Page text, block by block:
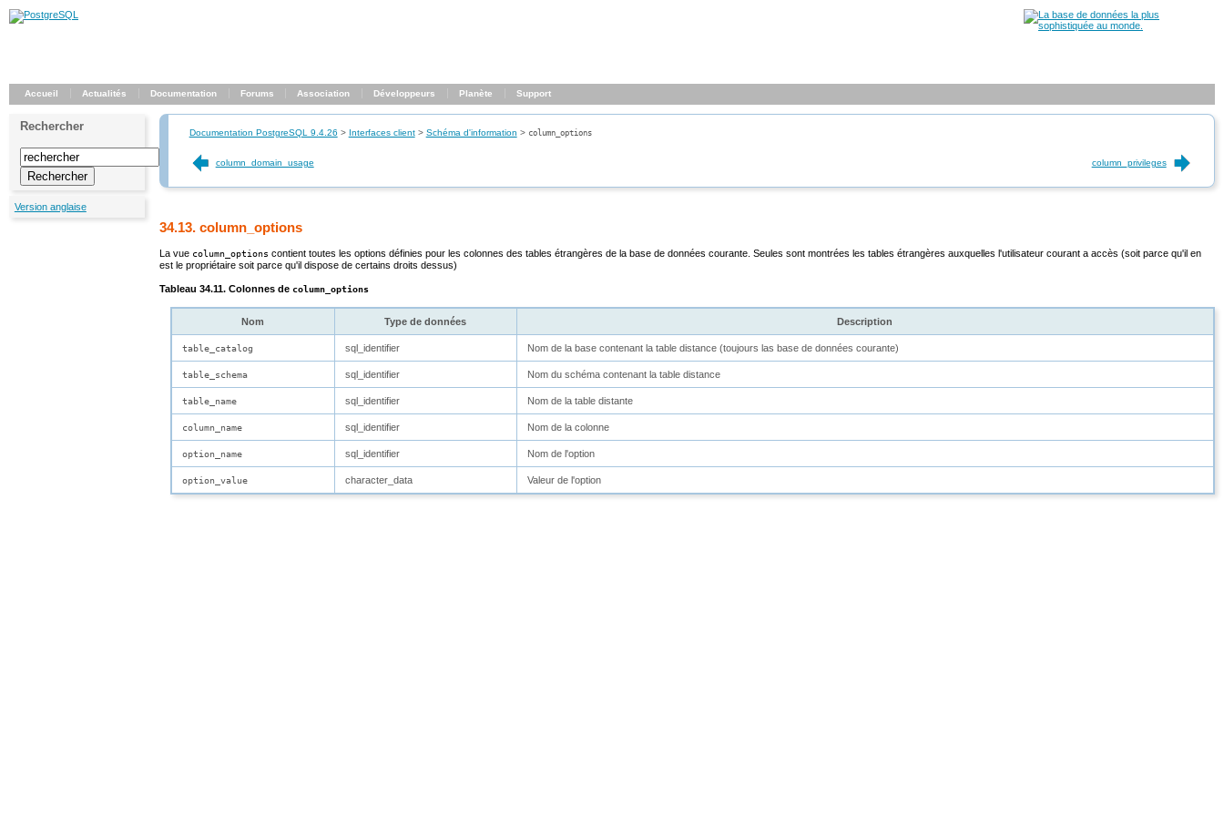
Accueil Actualités Documentation Forums Association Développeurs Planète Support
Rechercher
Version anglaise
Documentation PostgreSQL 9.4.26 > Interfaces client> Schéma d'information > column_options
column_domain_usage column_privileges
34.13. column_options
La vue column_options contient toutes les options définies pour les colonnes des tables étrangères de la base de données courante. Seules sont montrées les tables étrangères auxquelles l'utilisateur courant a accès (soit parce qu'il en
est le propriétaire soit parce qu'il dispose de certains droits dessus)
Tableau 34.11. Colonnes de column_options
Nom Type de données Description
table_catalog sql_identifier Nom de la base contenant la table distance (toujours las base de données courante)
table_schema sql_identifier Nom du schéma contenant la table distance
table_name sql_identifier Nom de la table distante
column_name sql_identifier Nom de la colonne
option_name sql_identifier Nom de l'option
option_value character_data Valeur de l'option